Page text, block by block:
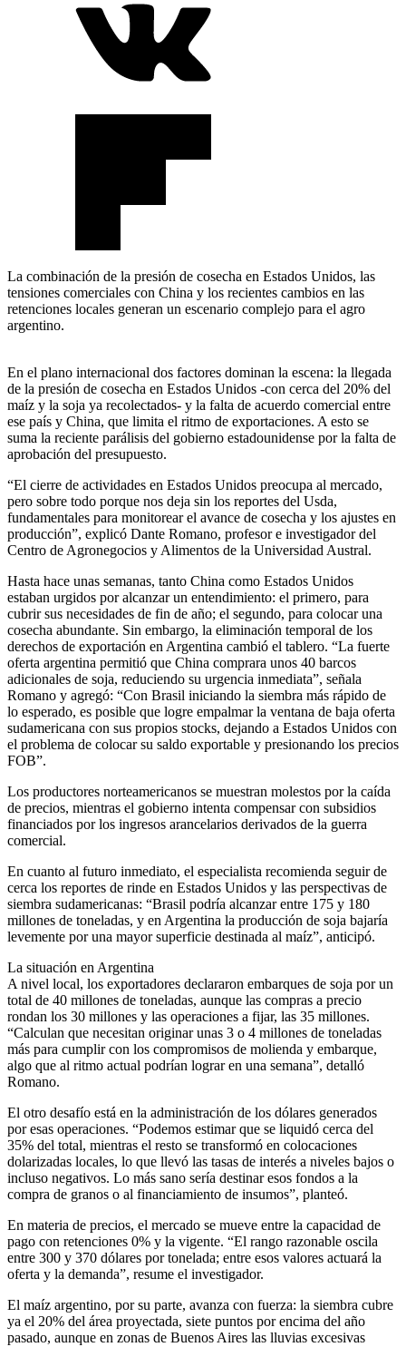
La combinación de la presión de cosecha en Estados Unidos, las
tensiones comerciales con China y los recientes cambios en las
retenciones locales generan un escenario complejo para el agro
argentino.
En el plano internacional dos factores dominan la escena: la llegada
de la presión de cosecha en Estados Unidos -con cerca del 20% del
maíz y la soja ya recolectados- y la falta de acuerdo comercial entre
ese país y China, que limita el ritmo de exportaciones. A esto se
suma la reciente parálisis del gobierno estadounidense por la falta de
aprobación del presupuesto.
“El cierre de actividades en Estados Unidos preocupa al mercado,
pero sobre todo porque nos deja sin los reportes del Usda,
fundamentales para monitorear el avance de cosecha y los ajustes en
producción”, explicó Dante Romano, profesor e investigador del
Centro de Agronegocios y Alimentos de la Universidad Austral.
Hasta hace unas semanas, tanto China como Estados Unidos
estaban urgidos por alcanzar un entendimiento: el primero, para
cubrir sus necesidades de fin de año; el segundo, para colocar una
cosecha abundante. Sin embargo, la eliminación temporal de los
derechos de exportación en Argentina cambió el tablero. “La fuerte
oferta argentina permitió que China comprara unos 40 barcos
adicionales de soja, reduciendo su urgencia inmediata”, señala
Romano y agregó: “Con Brasil iniciando la siembra más rápido de
lo esperado, es posible que logre empalmar la ventana de baja oferta
sudamericana con sus propios stocks, dejando a Estados Unidos con
el problema de colocar su saldo exportable y presionando los precios
FOB”.
Los productores norteamericanos se muestran molestos por la caída
de precios, mientras el gobierno intenta compensar con subsidios
financiados por los ingresos arancelarios derivados de la guerra
comercial.
En cuanto al futuro inmediato, el especialista recomienda seguir de
cerca los reportes de rinde en Estados Unidos y las perspectivas de
siembra sudamericanas: “Brasil podría alcanzar entre 175 y 180
millones de toneladas, y en Argentina la producción de soja bajaría
levemente por una mayor superficie destinada al maíz”, anticipó.
La situación en Argentina
A nivel local, los exportadores declararon embarques de soja por un
total de 40 millones de toneladas, aunque las compras a precio
rondan los 30 millones y las operaciones a fijar, las 35 millones.
“Calculan que necesitan originar unas 3 o 4 millones de toneladas
más para cumplir con los compromisos de molienda y embarque,
algo que al ritmo actual podrían lograr en una semana”, detalló
Romano.
El otro desafío está en la administración de los dólares generados
por esas operaciones. “Podemos estimar que se liquidó cerca del
35% del total, mientras el resto se transformó en colocaciones
dolarizadas locales, lo que llevó las tasas de interés a niveles bajos o
incluso negativos. Lo más sano sería destinar esos fondos a la
compra de granos o al financiamiento de insumos”, planteó.
En materia de precios, el mercado se mueve entre la capacidad de
pago con retenciones 0% y la vigente. “El rango razonable oscila
entre 300 y 370 dólares por tonelada; entre esos valores actuará la
oferta y la demanda”, resume el investigador.
El maíz argentino, por su parte, avanza con fuerza: la siembra cubre
ya el 20% del área proyectada, siete puntos por encima del año
pasado, aunque en zonas de Buenos Aires las lluvias excesivas